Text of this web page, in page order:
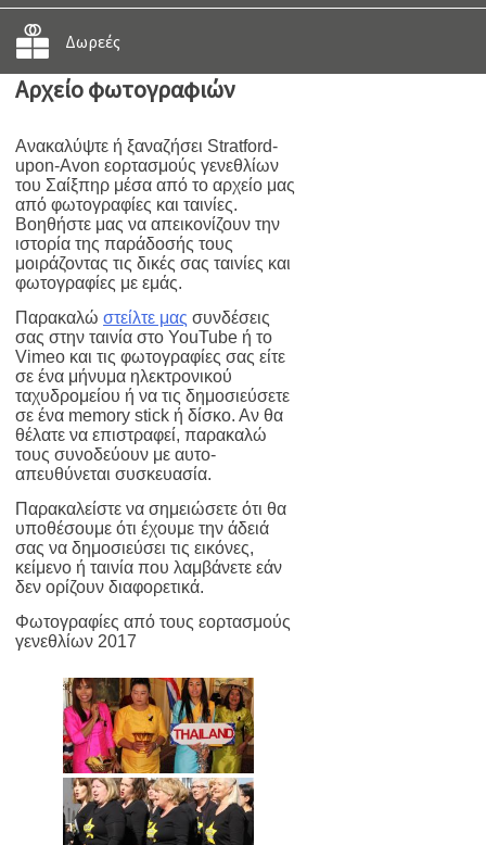
Δωρεές
Αρχείο φωτογραφιών
Ανακαλύψτε ή ξαναζήσει Stratford-
upon-Avon εορτασμούς γενεθλίων
του Σαίξπηρ μέσα από το αρχείο μας
από φωτογραφίες και ταινίες.
Βοηθήστε μας να απεικονίζουν την
ιστορία της παράδοσής τους
μοιράζοντας τις δικές σας ταινίες και
φωτογραφίες με εμάς.
Παρακαλώ στείλτε μας συνδέσεις
σας στην ταινία στο YouTube ή το
Vimeo και τις φωτογραφίες σας είτε
σε ένα μήνυμα ηλεκτρονικού
ταχυδρομείου ή να τις δημοσιεύσετε
σε ένα memory stick ή δίσκο. Αν θα
θέλατε να επιστραφεί, παρακαλώ
τους συνοδεύουν με αυτο-
απευθύνεται συσκευασία.
Παρακαλείστε να σημειώσετε ότι θα
υποθέσουμε ότι έχουμε την άδειά
σας να δημοσιεύσει τις εικόνες,
κείμενο ή ταινία που λαμβάνετε εάν
δεν ορίζουν διαφορετικά.
Φωτογραφίες από τους εορτασμούς
γενεθλίων 2017